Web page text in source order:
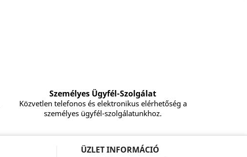
Személyes Ügyfél-Szolgálat
Közvetlen telefonos és elektronikus elérhetőség a
személyes ügyfél-szolgálatunkhoz.
ÜZLET INFORMÁCIÓ